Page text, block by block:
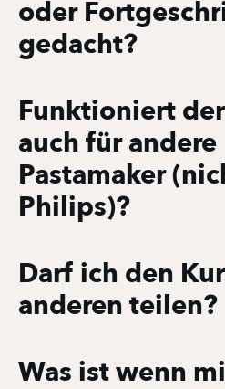
oder
gedacht?
Funktioniert
auch für andere
Pastamaker
Philips)?
Darf ich den
anderen teilen?
Was ist wenn